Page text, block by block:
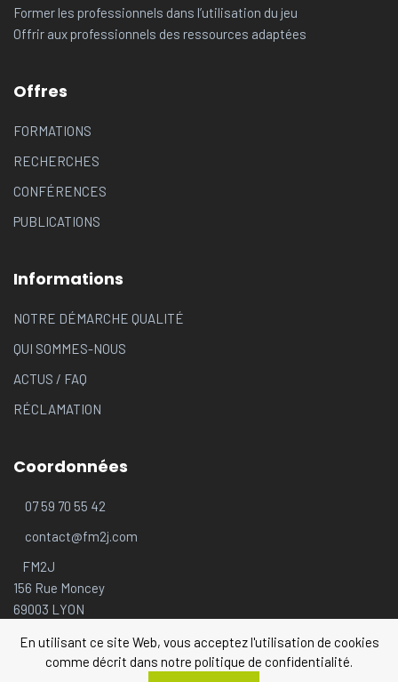
En utilisant ce site Web, vous acceptez l'utilisation de cookies
comme décrit dans notre politique de confidentialité.
Former les professionnels dans l’utilisation du jeu
Offrir aux professionnels des ressources adaptées
Offres
FORMATIONS
RECHERCHES
CONFÉRENCES
PUBLICATIONS
Informations
NOTRE DÉMARCHE QUALITÉ
QUI SOMMES-NOUS
ACTUS / FAQ
RÉCLAMATION
Coordonnées
07 59 70 55 42
contact@fm2j.com
FM2J
156 Rue Moncey
69003 LYON